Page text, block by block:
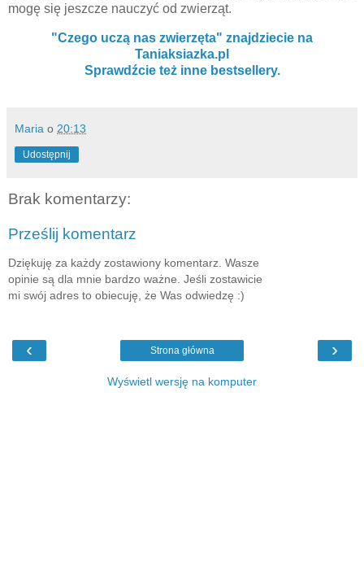
mogę się jeszcze nauczyć od zwierząt.
"Czego uczą nas zwierzęta" znajdziecie na
Taniaksiazka.pl
Sprawdźcie też inne bestsellery.
Maria o 20:13
Udostępnij
Brak komentarzy:
Prześlij komentarz
Dziękuję za każdy zostawiony komentarz. Wasze
opinie są dla mnie bardzo ważne. Jeśli zostawicie
mi swój adres to obiecuję, że Was odwiedzę :)
‹ ›
Strona główna
Wyświetl wersję na komputer